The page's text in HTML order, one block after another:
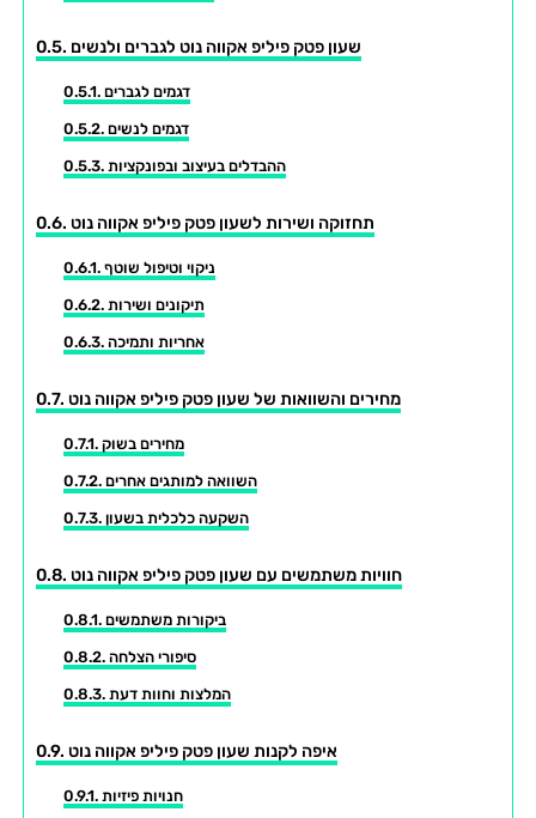
שעון פטק פיליפ אקווה נוט לגברים ולנשים
דגמים לגברים
דגמים לנשים
ההבדלים בעיצוב ובפונקציות
תחזוקה ושירות לשעון פטק פיליפ אקווה נוט
ניקוי וטיפול שוטף
תיקונים ושירות
אחריות ותמיכה
מחירים והשוואות של שעון פטק פיליפ אקווה נוט
מחירים בשוק
השוואה למותגים אחרים
השקעה כלכלית בשעון
חוויות משתמשים עם שעון פטק פיליפ אקווה נוט
ביקורות משתמשים
סיפורי הצלחה
המלצות וחוות דעת
איפה לקנות שעון פטק פיליפ אקווה נוט
חנויות פיזיות